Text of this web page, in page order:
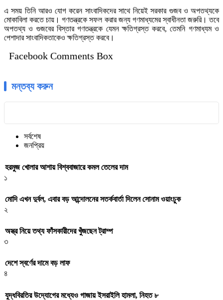
এ সময় তিনি আরও যোগ করেন সাংবাদিকদের সাথে নিয়েই সরকার গুজব ও অপতথ্যকে
মোকাবিলা করতে চায়। গণতন্ত্রকে সফল করার জন্য গণমাধ্যমের স্বাধীনতা জরুরি। তবে
অপতথ্য ও গুজবের বিস্তার গণতন্ত্রকে যেমন ক্ষতিগ্রস্ত করবে, তেমনি গণমাধ্যম ও
পেশাদার সাংবাদিকতাকেও ক্ষতিগ্রস্ত করবে।
Facebook Comments Box
মন্তব্য করুন
সর্বশেষ
জনপ্রিয়
হরমুজ খোলার আশায় বিশ্ববাজারে কমল তেলের দাম
১
মোদি এখন দুর্বল, এবার বড় আন্দোলনের সতর্কবার্তা দিলেন সোনাম ওয়াংচুক
২
অস্ত্র নিয়ে তথ্য ফাঁসকারীদের খুঁজছেন ট্রাম্প
৩
দেশে স্বর্ণের দামে বড় লাফ
৪
যুদ্ধবিরতির উদ্যোগের মধ্যেও গাজায় ইসরাইলি হামলা, নিহত ৮